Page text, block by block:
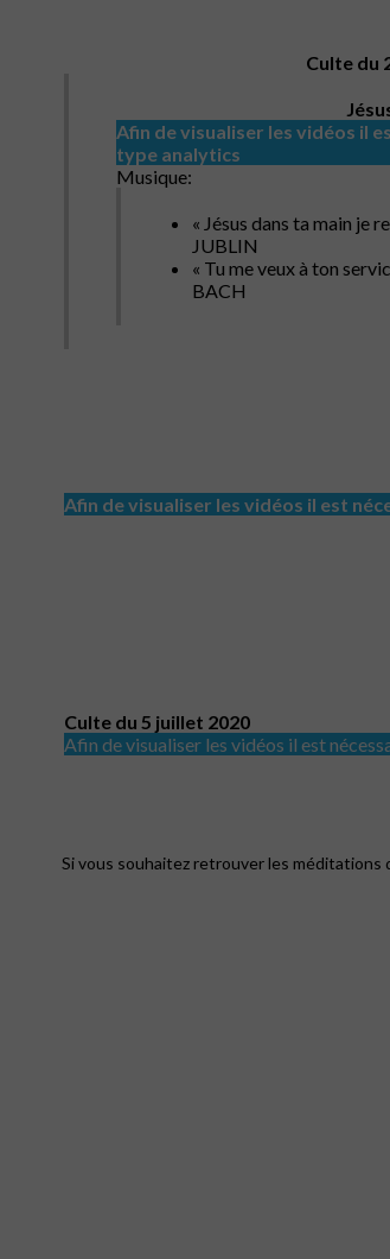
Culte du
Afin de visualiser les vidéos il
type analytics
Musique:
« Jésus dans ta main je
JUBLIN
« Tu me veux à ton
BACH
Afin de visualiser les vidéos il est
Culte du 5 juillet 2020
Afin de visualiser les vidéos il est
Si vous souhaitez retrouver les méditations